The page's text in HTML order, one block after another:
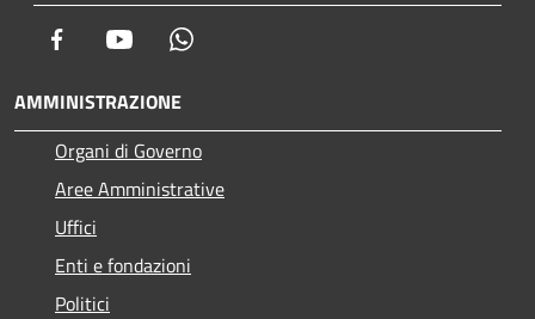
Facebook Youtube
AMMINISTRAZIONE
Organi di Governo
Aree Amministrative
Uffici
Enti e fondazioni
Politici